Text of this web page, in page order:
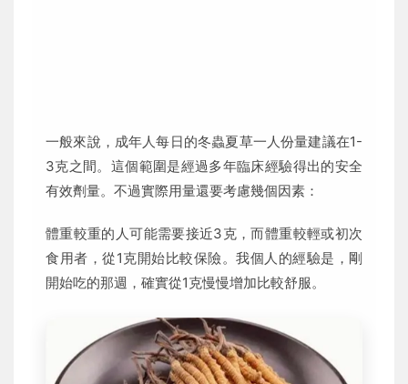
一般來說，成年人每日的冬蟲夏草一人份量建議在1-
3克之間。這個範圍是經過多年臨床經驗得出的安全
有效劑量。不過實際用量還要考慮幾個因素：
體重較重的人可能需要接近3克，而體重較輕或初次
食用者，從1克開始比較保險。我個人的經驗是，剛
開始吃的那週，確實從1克慢慢增加比較舒服。